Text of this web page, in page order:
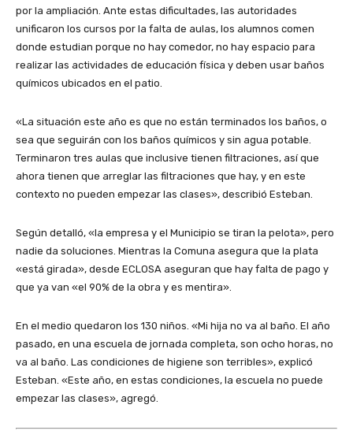
por la ampliación. Ante estas dificultades, las autoridades
unificaron los cursos por la falta de aulas, los alumnos comen
donde estudian porque no hay comedor, no hay espacio para
realizar las actividades de educación física y deben usar baños
químicos ubicados en el patio.
«La situación este año es que no están terminados los baños, o
sea que seguirán con los baños químicos y sin agua potable.
Terminaron tres aulas que inclusive tienen filtraciones, así que
ahora tienen que arreglar las filtraciones que hay, y en este
contexto no pueden empezar las clases», describió Esteban.
Según detalló, «la empresa y el Municipio se tiran la pelota», pero
nadie da soluciones. Mientras la Comuna asegura que la plata
«está girada», desde ECLOSA aseguran que hay falta de pago y
que ya van «el 90% de la obra y es mentira».
En el medio quedaron los 130 niños. «Mi hija no va al baño. El año
pasado, en una escuela de jornada completa, son ocho horas, no
va al baño. Las condiciones de higiene son terribles», explicó
Esteban. «Este año, en estas condiciones, la escuela no puede
empezar las clases», agregó.